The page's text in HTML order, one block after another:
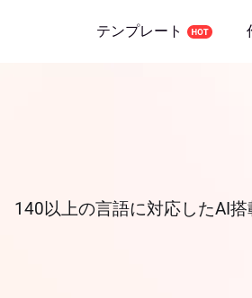
テンプレート
140以上の言語に対応したAI